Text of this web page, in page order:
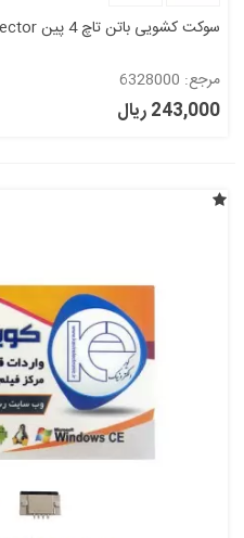
سوکت کشویی باتن تاچ 4 پین FPC 4PIN 1mm bottom Connector
مرجع: 6328000
243,000 ریال